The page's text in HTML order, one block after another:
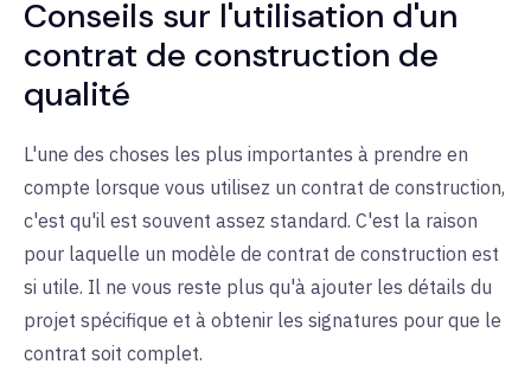
Conseils sur l'utilisation d'un
contrat de construction de
qualité
L'une des choses les plus importantes à prendre en
compte lorsque vous utilisez un contrat de construction,
c'est qu'il est souvent assez standard. C'est la raison
pour laquelle un modèle de contrat de construction est
si utile. Il ne vous reste plus qu'à ajouter les détails du
projet spécifique et à obtenir les signatures pour que le
contrat soit complet.